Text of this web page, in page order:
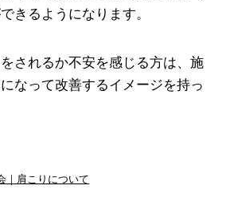
きるようになります。
されるか不安を感じる方は、施
なって改善するイメージを持っ
｜肩こりについて